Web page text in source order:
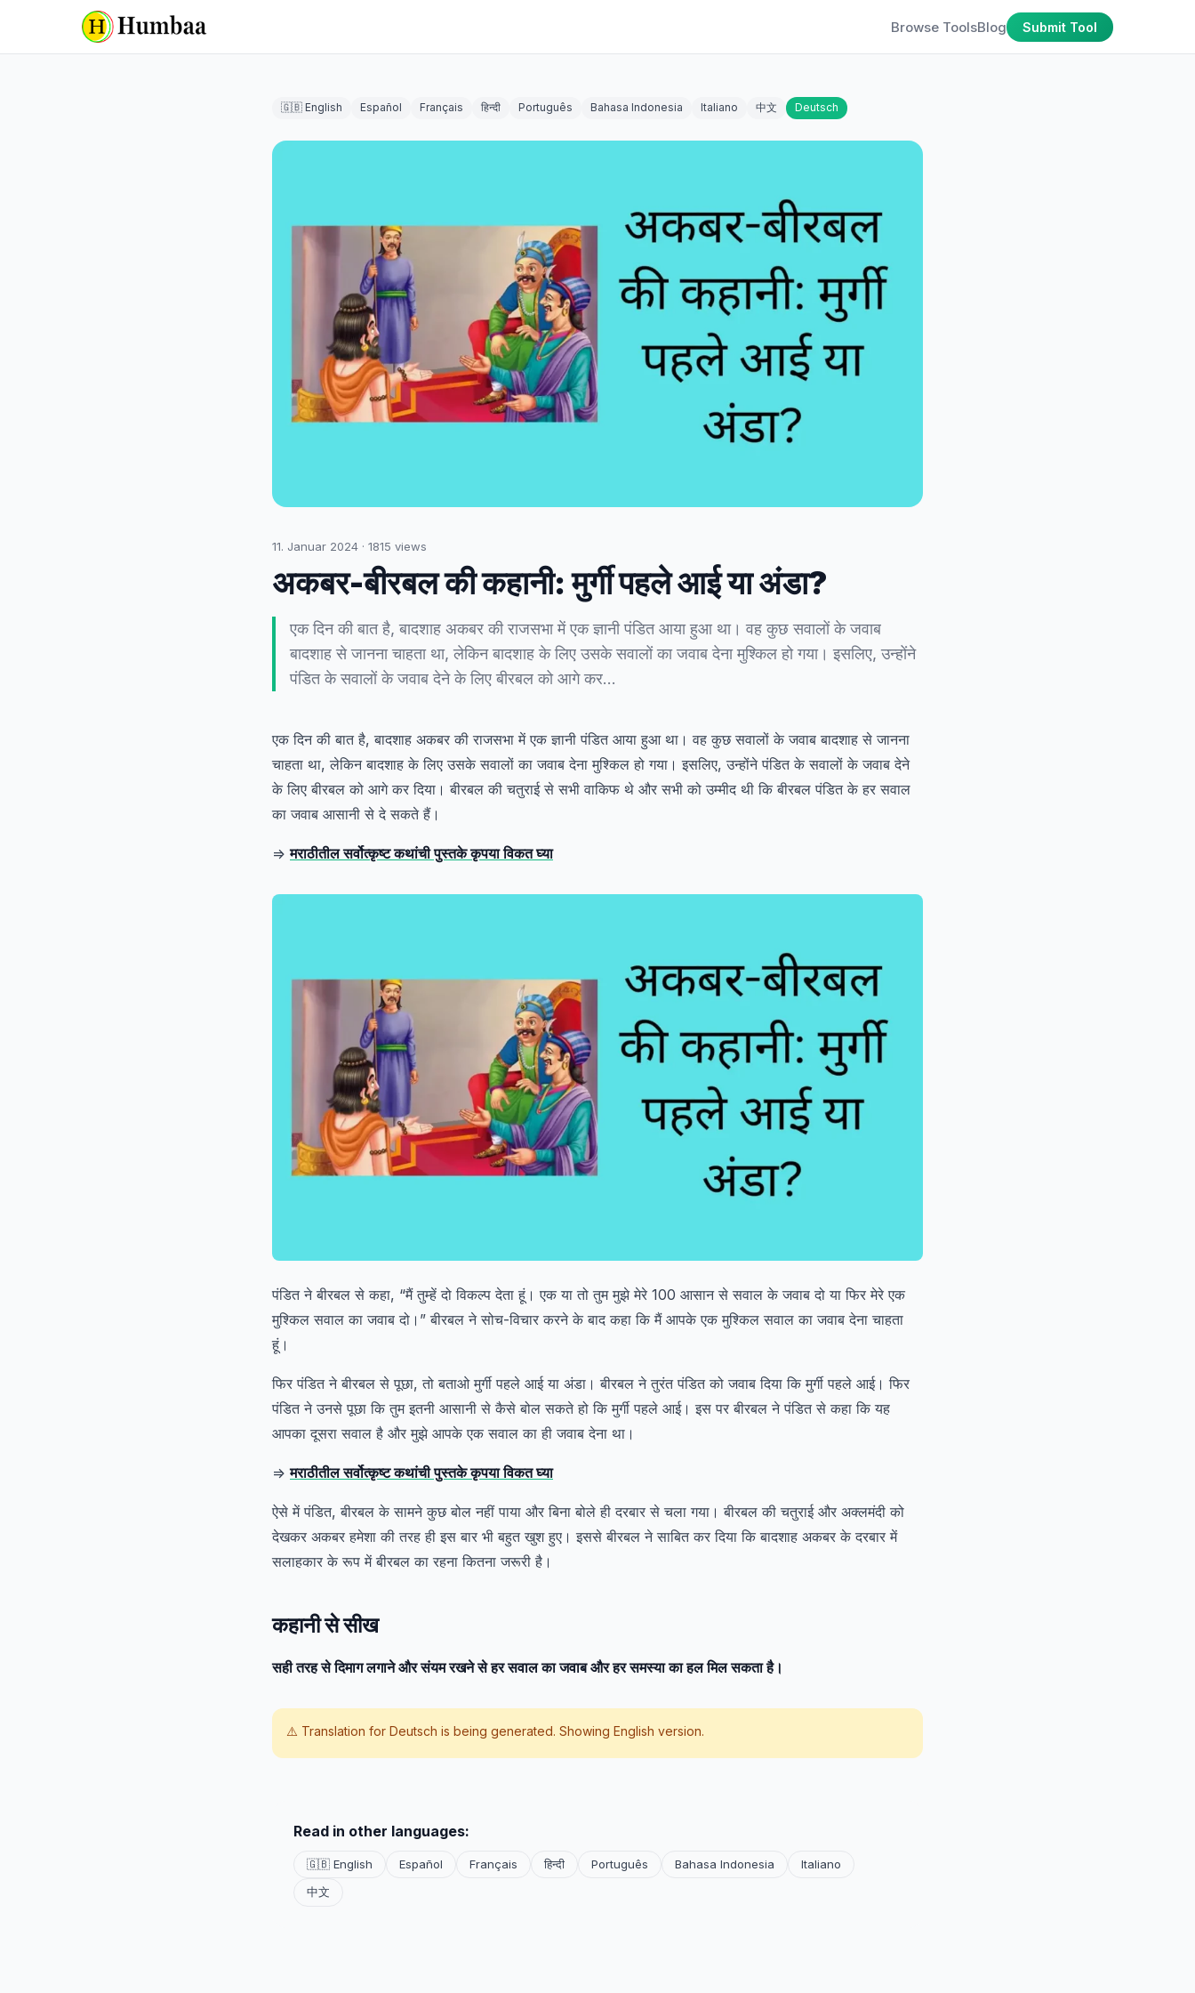
Browse ToolsBlog Submit Tool
🇬🇧 English Español Français हिन्दी Português Bahasa Indonesia Italiano 中文 Deutsch
11. Januar 2024 · 1815 views
अकबर-बीरबल की कहानी: मुर्गी पहले आई या अंडा?
एक दिन की बात है, बादशाह अकबर की राजसभा में एक ज्ञानी पंडित आया हुआ था। वह कुछ सवालों के जवाब
बादशाह से जानना चाहता था, लेकिन बादशाह के लिए उसके सवालों का जवाब देना मुश्किल हो गया। इसलिए, उन्होंने
पंडित के सवालों के जवाब देने के लिए बीरबल को आगे कर…
एक दिन की बात है, बादशाह अकबर की राजसभा में एक ज्ञानी पंडित आया हुआ था। वह कुछ सवालों के जवाब बादशाह से जानना
चाहता था, लेकिन बादशाह के लिए उसके सवालों का जवाब देना मुश्किल हो गया। इसलिए, उन्होंने पंडित के सवालों के जवाब देने
के लिए बीरबल को आगे कर दिया। बीरबल की चतुराई से सभी वाकिफ थे और सभी को उम्मीद थी कि बीरबल पंडित के हर सवाल
का जवाब आसानी से दे सकते हैं।
=>मराठीतील सर्वोत्कृष्ट कथांची पुस्तके कृपया विकत घ्या
पंडित ने बीरबल से कहा, “मैं तुम्हें दो विकल्प देता हूं। एक या तो तुम मुझे मेरे 100 आसान से सवाल के जवाब दो या फिर मेरे एक
मुश्किल सवाल का जवाब दो।” बीरबल ने सोच-विचार करने के बाद कहा कि मैं आपके एक मुश्किल सवाल का जवाब देना चाहता
हूं।
फिर पंडित ने बीरबल से पूछा, तो बताओ मुर्गी पहले आई या अंडा। बीरबल ने तुरंत पंडित को जवाब दिया कि मुर्गी पहले आई। फिर
पंडित ने उनसे पूछा कि तुम इतनी आसानी से कैसे बोल सकते हो कि मुर्गी पहले आई। इस पर बीरबल ने पंडित से कहा कि यह
आपका दूसरा सवाल है और मुझे आपके एक सवाल का ही जवाब देना था।
=>मराठीतील सर्वोत्कृष्ट कथांची पुस्तके कृपया विकत घ्या
ऐसे में पंडित, बीरबल के सामने कुछ बोल नहीं पाया और बिना बोले ही दरबार से चला गया। बीरबल की चतुराई और अक्लमंदी को
देखकर अकबर हमेशा की तरह ही इस बार भी बहुत खुश हुए। इससे बीरबल ने साबित कर दिया कि बादशाह अकबर के दरबार में
सलाहकार के रूप में बीरबल का रहना कितना जरूरी है।
कहानी से सीख
सही तरह से दिमाग लगाने और संयम रखने से हर सवाल का जवाब और हर समस्या का हल मिल सकता है।
⚠️ Translation for Deutsch is being generated. Showing English version.
Read in other languages:
🇬🇧 English Español Français हिन्दी Português Bahasa Indonesia
Italiano
中文